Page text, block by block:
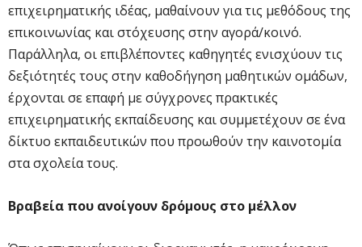
επιχειρηματικής ιδέας, μαθαίνουν για τις μεθόδους της
επικοινωνίας και στόχευσης στην αγορά/κοινό.
Παράλληλα, οι επιβλέποντες καθηγητές ενισχύουν τις
δεξιότητές τους στην καθοδήγηση μαθητικών ομάδων,
έρχονται σε επαφή με σύγχρονες πρακτικές
επιχειρηματικής εκπαίδευσης και συμμετέχουν σε ένα
δίκτυο εκπαιδευτικών που προωθούν την καινοτομία
στα σχολεία τους.
Βραβεία που ανοίγουν δρόμους στο μέλλον